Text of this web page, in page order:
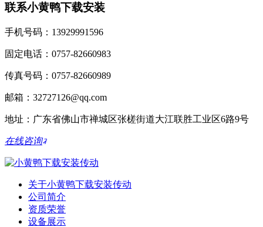
联系小黄鸭下载安装
手机号码：13929991596
固定电话：0757-82660983
传真号码：0757-82660989
邮箱：32727126@qq.com
地址：广东省佛山市禅城区张槎街道大江联胜工业区6路9号
在线咨询
关于小黄鸭下载安装传动
公司简介
资质荣誉
设备展示